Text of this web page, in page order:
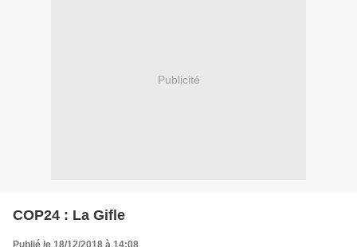
Publicité
COP24 : La Gifle
Publié le 18/12/2018 à 14:08